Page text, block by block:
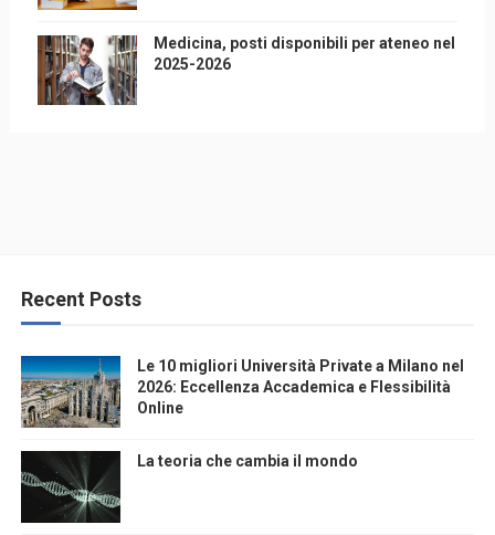
Medicina, posti disponibili per ateneo nel
2025-2026
Recent Posts
Le 10 migliori Università Private a Milano nel
2026: Eccellenza Accademica e Flessibilità
Online
La teoria che cambia il mondo